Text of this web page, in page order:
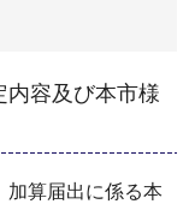
内容及び本市様
加算届出に係る本